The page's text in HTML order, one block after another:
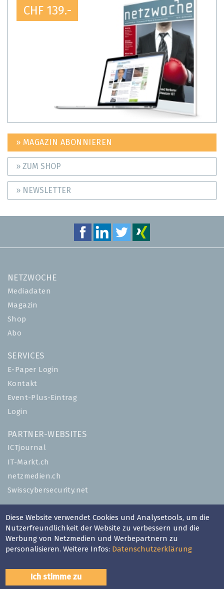
CHF 139.-
» MAGAZIN ABONNIEREN
» ZUM SHOP
» NEWSLETTER
NETZWOCHE
Mediadaten
Magazin
Shop
Abo
SERVICES
E-Paper Login
Kontakt
Event-Plus-Eintrag
Login
PARTNER-WEBSITES
ICTjournal
IT-Markt.ch
netzmedien.ch
Swisscybersecurity.net
© NETZMEDIEN AG 2026
Impressum
AGB
Datenschutzerklärung
Diese Website verwendet Cookies und Analysetools, um die
Nutzerfreundlichkeit der Website zu verbessern und die
Werbung von Netzmedien und Werbepartnern zu
personalisieren. Weitere Infos: Datenschutzerklärung
Ich stimme zu